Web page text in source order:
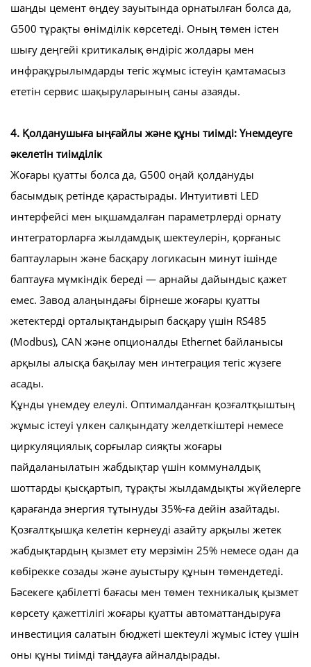
шаңды цемент өңдеу зауытында орнатылған болса да,
G500 тұрақты өнімділік көрсетеді. Оның төмен істен
шығу деңгейі критикалық өндіріс жолдары мен
инфрақұрылымдарды тегіс жұмыс істеуін қамтамасыз
ететін сервис шақыруларының саны азаяды.
4. Қолданушыға ыңғайлы және құны тиімді: Үнемдеуге
әкелетін тиімділік
Жоғары қуатты болса да, G500 оңай қолдануды
басымдық ретінде қарастырады. Интуитивті LED
интерфейсі мен ықшамдалған параметрлерді орнату
интеграторларға жылдамдық шектеулерін, қорғаныс
баптауларын және басқару логикасын минут ішінде
баптауға мүмкіндік береді — арнайы дайындыс қажет
емес. Завод алаңындағы бірнеше жоғары қуатты
жетектерді орталықтандырып басқару үшін RS485
(Modbus), CAN және опционалды Ethernet байланысы
арқылы алысқа бақылау мен интеграция тегіс жүзеге
асады.
Құнды үнемдеу елеулі. Оптималданған қозғалтқыштың
жұмыс істеуі үлкен салқындату желдеткіштері немесе
циркуляциялық сорғылар сияқты жоғары
пайдаланылатын жабдықтар үшін коммуналдық
шоттарды қысқартып, тұрақты жылдамдықты жүйелерге
қарағанда энергия тұтынуды 35%-ға дейін азайтады.
Қозғалтқышқа келетін кернеуді азайту арқылы жетек
жабдықтардың қызмет ету мерзімін 25% немесе одан да
көбірекке созады және ауыстыру құнын төмендетеді.
Бәсекеге қабілетті бағасы мен төмен техникалық қызмет
көрсету қажеттілігі жоғары қуатты автоматтандыруға
инвестиция салатын бюджеті шектеулі жұмыс істеу үшін
оны құны тиімді таңдауға айналдырады.